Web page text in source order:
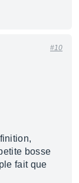
#10
bosse
fait que